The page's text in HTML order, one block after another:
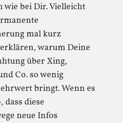
wie bei Dir. Vielleicht
mal kurz
warum Deine
über Xing,
Co. so wenig
bringt. Wenn es
dass diese
neue Infos